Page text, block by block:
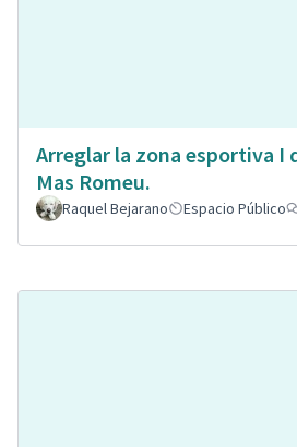
Arreglar la zona esportiva I
Mas Romeu.
Raquel Bejarano Espacio Público